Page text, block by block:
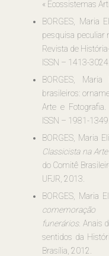
« Ecossistemas
BORGES, Maria
pesquisa peculiar
Revista de
ISSN – 1413-3024.
BORGES, Maria
brasileiros:
Arte e Fotografia.
ISSN – 1981-1349.
BORGES, Maria
Classicista na
do Comitê
UFJR, 2013.
BORGES, Maria
funerários. Anais
sentidos da
Brasília, 2012.